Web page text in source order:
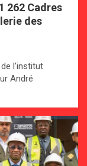
262 Cadres
des
l’institut
André